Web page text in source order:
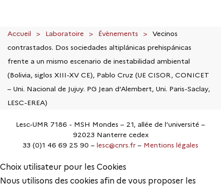
Accueil Laboratoire Évènements
Vecinos
contrastados. Dos sociedades altiplánicas prehispánicas
frente a un mismo escenario de inestabilidad ambiental
(Bolivia, siglos XIII-XV CE), Pablo Cruz (UE CISOR, CONICET
– Uni. Nacional de Jujuy. PG Jean d’Alembert, Uni. Paris-Saclay,
LESC-EREA)
Lesc-UMR 7186 - MSH Mondes – 21, allée de l’université –
92023 Nanterre cedex
33 (0)1 46 69 25 90 – lesc@cnrs.fr – Mentions légales
Choix utilisateur pour les Cookies
Nous utilisons des cookies afin de vous proposer les